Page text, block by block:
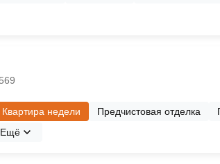
Квартира недели Предчистовая отделка
Ещё